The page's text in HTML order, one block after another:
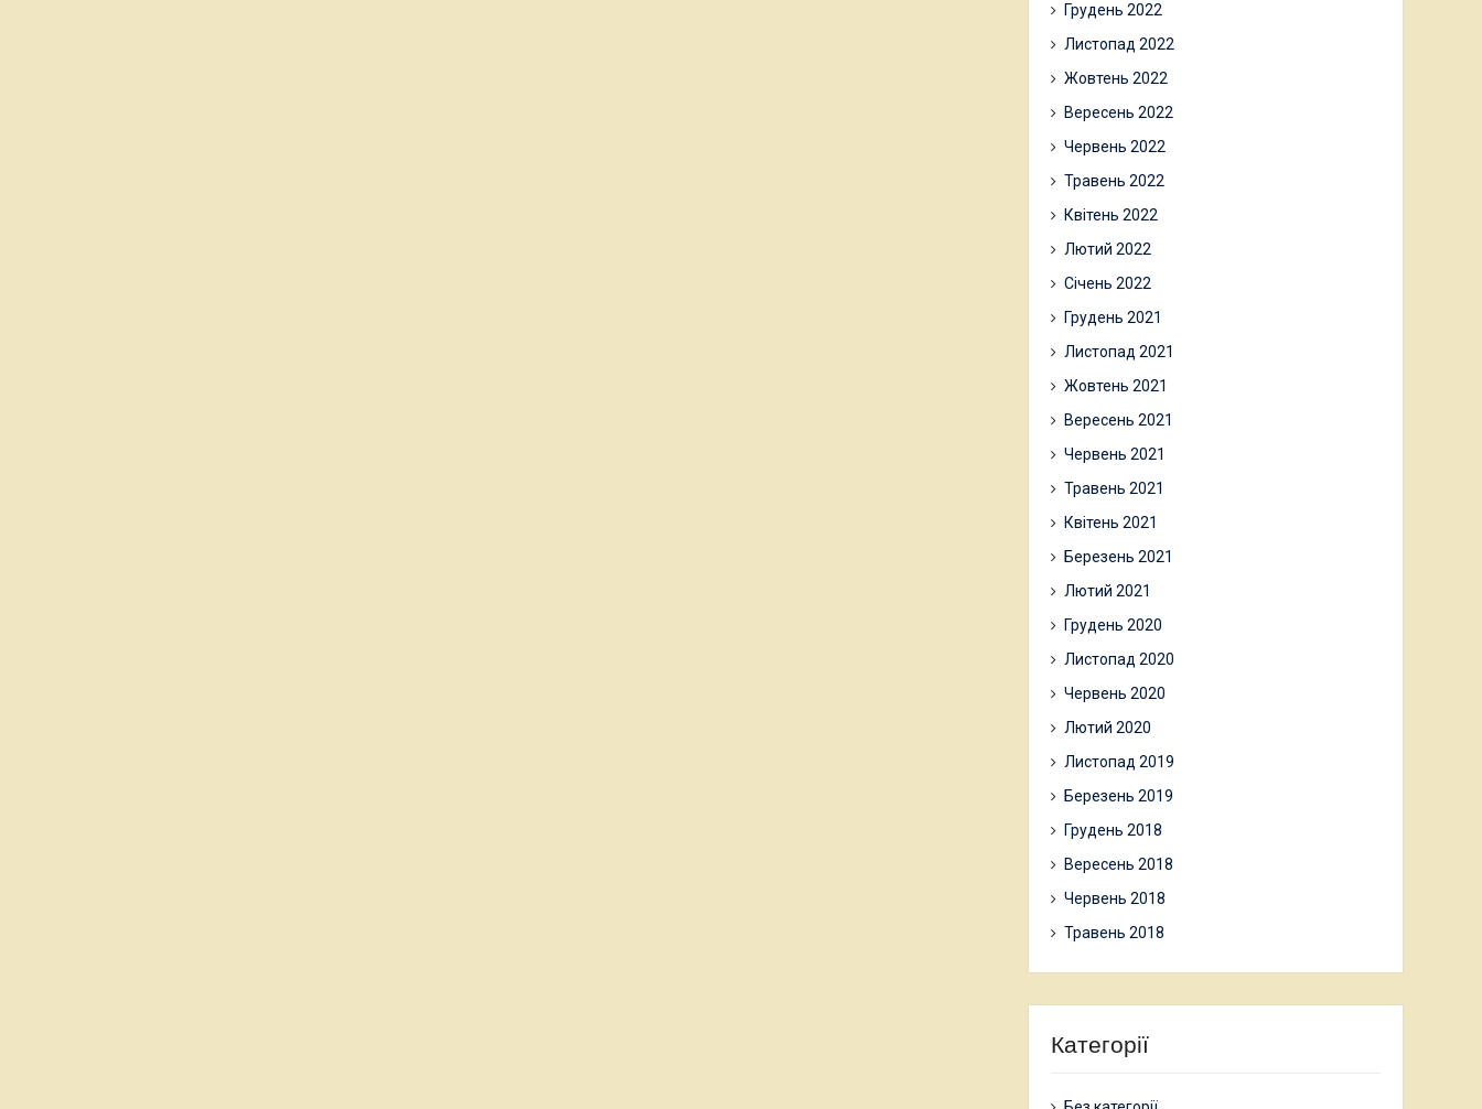
Грудень 2022
Листопад 2022
Жовтень 2022
Вересень 2022
Червень 2022
Травень 2022
Квітень 2022
Лютий 2022
Січень 2022
Грудень 2021
Листопад 2021
Жовтень 2021
Вересень 2021
Червень 2021
Травень 2021
Квітень 2021
Березень 2021
Лютий 2021
Грудень 2020
Листопад 2020
Червень 2020
Лютий 2020
Листопад 2019
Березень 2019
Грудень 2018
Вересень 2018
Червень 2018
Травень 2018
Категорії